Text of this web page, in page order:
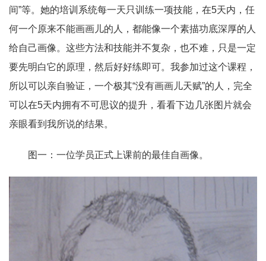
间”等。她的培训系统每一天只训练一项技能，在5天内，任
何一个原来不能画画儿的人，都能像一个素描功底深厚的人
给自己画像。这些方法和技能并不复杂，也不难，只是一定
要先明白它的原理，然后好好练即可。我参加过这个课程，
所以可以亲自验证，一个极其“没有画画儿天赋”的人，完全
可以在5天内拥有不可思议的提升，看看下边几张图片就会
亲眼看到我所说的结果。
图一：一位学员正式上课前的最佳自画像。